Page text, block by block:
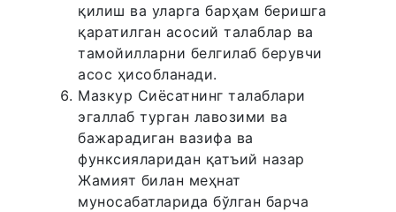
қилиш ва уларга барҳам беришга
қаратилган асосий талаблар ва
тамойилларни белгилаб берувчи
асос ҳисобланади.
Мазкур Сиёсатнинг талаблари
эгаллаб турган лавозими ва
бажарадиган вазифа ва
функсияларидан қатъий назар
Жамият билан меҳнат
муносабатларида бўлган барча